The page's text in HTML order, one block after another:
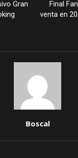
Gran
Final
venta en
Boscal